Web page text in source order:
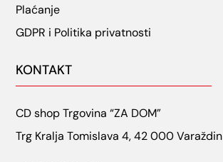
Plaćanje
GDPR i Politika privatnosti
KONTAKT
CD shop Trgovina “ZA DOM”
Trg Kralja Tomislava 4, 42 000 Varaždin